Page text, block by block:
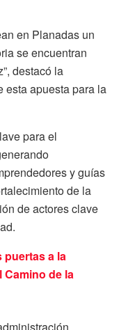
en Planadas un
se encuentran
destacó la
esta apuesta para la
para el
y guías
de la
de actores clave
puertas a la
Camino de la